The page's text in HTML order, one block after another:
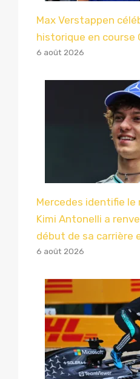
Max Verstappen
historique en course
6 août 2026
Mercedes identifie
Kimi Antonelli a
début de sa carrière
6 août 2026